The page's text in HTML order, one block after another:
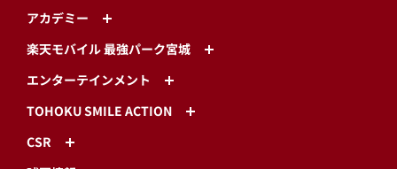
アカデミー
楽天モバイル 最強パーク宮城
エンターテインメント
TOHOKU SMILE ACTION
CSR